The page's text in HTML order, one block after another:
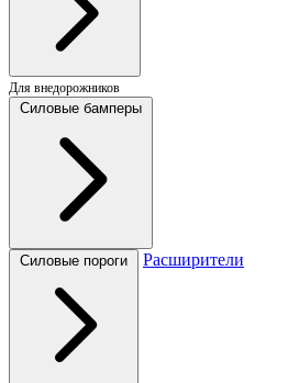
Для внедорожников
Силовые бамперы
Силовые пороги Расширители